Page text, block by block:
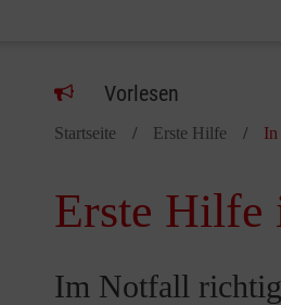
Vorlesen
Startseite Erste Hilfe In
Erste Hilfe
Im Notfall